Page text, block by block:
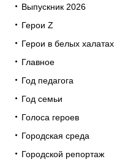
Выпускник 2026
Герои Z
Герои в белых халатах
Главное
Год педагога
Год семьи
Голоса героев
Городская среда
Городской репортаж